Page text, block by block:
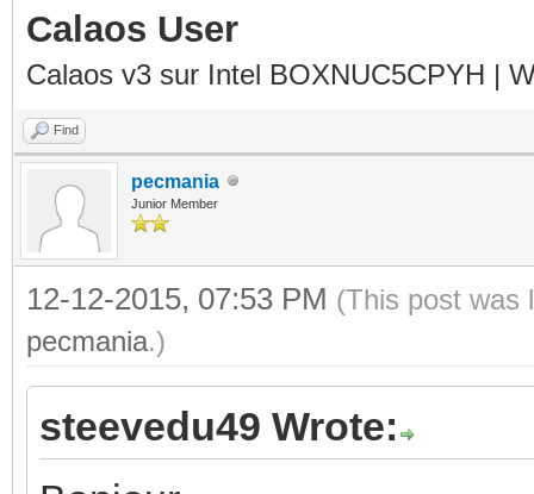
Calaos User
Calaos v3 sur Intel BOXNUC5CPYH |
Find
pecmania
Junior Member
12-12-2015, 07:53 PM (This post was
pecmania.)
steevedu49 Wrote: